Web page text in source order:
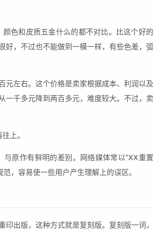
色和皮质五金什么的都不对比。比这个好的
好，不过也不能做到一模一样，有些色差，弧
元左右。这个价格是卖家根据成本、利润以及
一千多元降到两百多元，难度较大。不过，卖
上。
原作有鲜明的差别。网络媒体常以“XX重置
，容易使一些用户产生理解上的误区。
出版，这种方式就是复刻版。复刻版一词，